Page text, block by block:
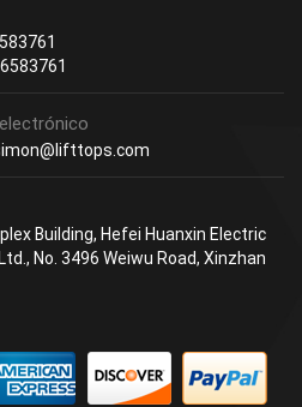
Building, Hefei Huanxin Electric
No. 3496 Weiwu Road, Xinzhan